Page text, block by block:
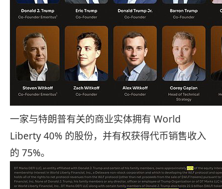
一家与特朗普有关的商业实体拥有 World
Liberty 40% 的股份，并有权获得代币销售收入
的 75%。